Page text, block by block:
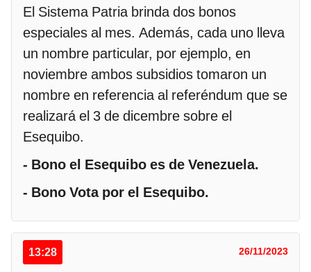
El Sistema Patria brinda dos bonos
especiales al mes. Además, cada uno lleva
un nombre particular, por ejemplo, en
noviembre ambos subsidios tomaron un
nombre en referencia al referéndum que se
realizará el 3 de dicembre sobre el
Esequibo.
- Bono el Esequibo es de Venezuela.
- Bono Vota por el Esequibo.
13:28 26/11/2023